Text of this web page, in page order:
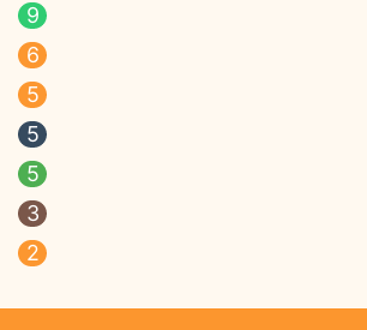
9
6
5
5
5
3
2